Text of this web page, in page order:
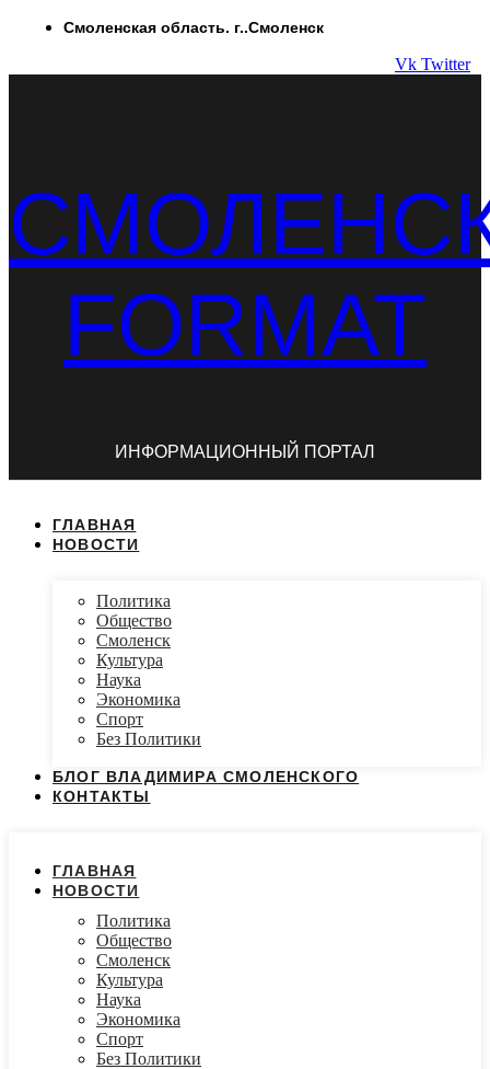
ПерейтиСмоленская область. г..Смоленск
Vk Twitter
FORMAT
ИНФОРМАЦИОННЫЙ ПОРТАЛ
ГЛАВНАЯ
НОВОСТИ
Политика
Общество
Смоленск
Культура
Наука
Экономика
Спорт
Без Политики
БЛОГ ВЛАДИМИРА СМОЛЕНСКОГО
КОНТАКТЫ
ГЛАВНАЯ
НОВОСТИ
Политика
Общество
Смоленск
Культура
Наука
Экономика
Спорт
Без Политики